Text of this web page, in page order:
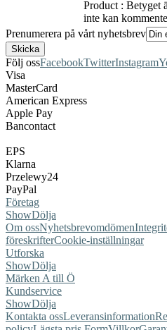
Product : Betyget
inte kan
Prenumerera på vårt nyhetsbrev
Följ ossFacebookTwitterInstagram
Visa
MasterCard
American Express
Apple Pay
Bancontact
EPS
Klarna
Przelewy24
PayPal
Företag
ShowDölja
Om ossNyhetsbrevomdömen
föreskrifterCookie-inställningar
Utforska
ShowDölja
Märken A till Ö
Kundservice
ShowDölja
Kontakta ossLeveransinformation